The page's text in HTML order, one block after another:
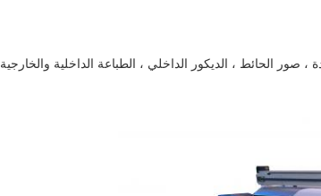
صور الحائط ، الديكور الداخلي ، الطباعة الداخلية والخارجية